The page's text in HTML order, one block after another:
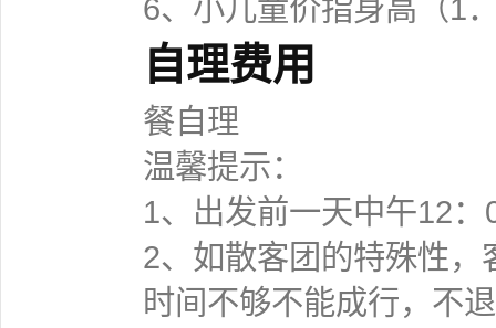
6、小儿童价指身高（1
自理费用
餐自理
温馨提示：
1、出发前一天中午12
2、如散客团的特殊性
时间不够不能成行